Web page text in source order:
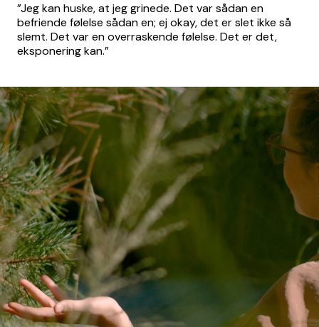
”Jeg kan huske, at jeg grinede. Det var sådan en
befriende følelse sådan en; ej okay, det er slet ikke så
slemt. Det var en overraskende følelse. Det er det,
eksponering kan.”